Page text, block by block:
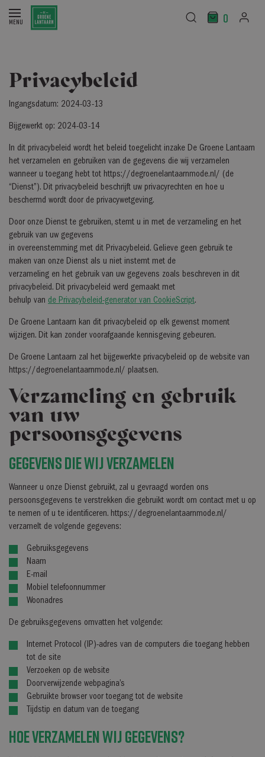
0
Privacybeleid
Ingangsdatum: 2024-03-13
Bijgewerkt op: 2024-03-14
In dit privacybeleid wordt het beleid toegelicht inzake De Groene Lantaarn
het verzamelen en gebruiken van de gegevens die wij verzamelen
wanneer u toegang hebt tot https://degroenelantaarnmode.nl/ (de
“Dienst”). Dit privacybeleid beschrijft uw privacyrechten en hoe u
beschermd wordt door de privacywetgeving.
Door onze Dienst te gebruiken, stemt u in met de verzameling en het
gebruik van uw gegevens
in overeenstemming met dit Privacybeleid. Gelieve geen gebruik te
maken van onze Dienst als u niet instemt met de
verzameling en het gebruik van uw gegevens zoals beschreven in dit
privacybeleid. Dit privacybeleid werd gemaakt met
behulp van de Privacybeleid-generator van CookieScript.
De Groene Lantaarn kan dit privacybeleid op elk gewenst moment
wijzigen. Dit kan zonder voorafgaande kennisgeving gebeuren.
De Groene Lantaarn zal het bijgewerkte privacybeleid op de website van
https://degroenelantaarnmode.nl/ plaatsen.
Verzameling en gebruik
van uw
persoonsgegevens
Gegevens die wij verzamelen
Wanneer u onze Dienst gebruikt, zal u gevraagd worden ons
persoonsgegevens te verstrekken die gebruikt wordt om contact met u op
te nemen of u te identificeren. https://degroenelantaarnmode.nl/
verzamelt de volgende gegevens:
Gebruiksgegevens
Naam
E-mail
Mobiel telefoonnummer
Woonadres
De gebruiksgegevens omvatten het volgende:
Internet Protocol (IP)-adres van de computers die toegang hebben
tot de site
Verzoeken op de website
Doorverwijzende webpagina’s
Gebruikte browser voor toegang tot de website
Tijdstip en datum van de toegang
Hoe verzamelen wij gegevens?